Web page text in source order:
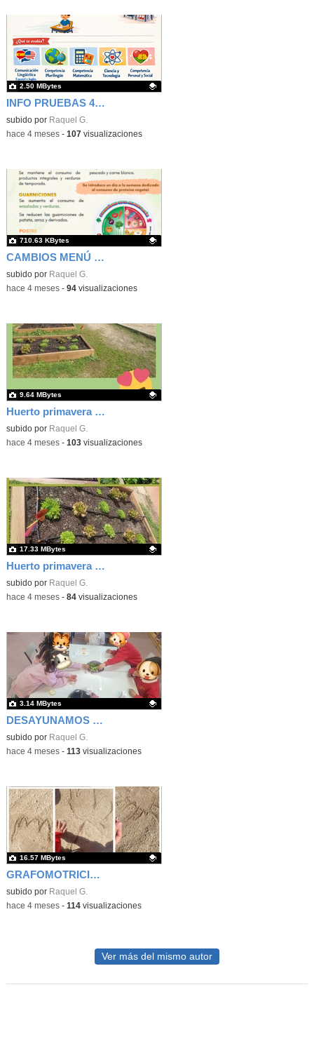
INFO PRUEBAS 4º Y 6º
Contenido educativo.
subido por Raquel G.
2.50 MBytes
-hace 4 meses- 107visualizaciones
CAMBIOS MENÚ ESCOLAR
Contenido educativo.
subido por Raquel G.
710.63 KBytes
-hace 4 meses- 94visualizaciones
Huerto primavera 26 1
Contenido educativo.
subido por Raquel G.
9.64 MBytes
-hace 4 meses- 103visualizaciones
Huerto primavera 26 2
Contenido educativo.
subido por Raquel G.
17.33 MBytes
-hace 4 meses- 84visualizaciones
DESAYUNAMOS LECHUGA
Contenido educativo.
subido por Raquel G.
3.14 MBytes
-hace 4 meses- 113visualizaciones
GRAFOMOTRICIDAD EN LA ARENA
Contenido educativo.
subido por Raquel G.
16.57 MBytes
-hace 4 meses- 114visualizaciones
Ver más del mismo autor